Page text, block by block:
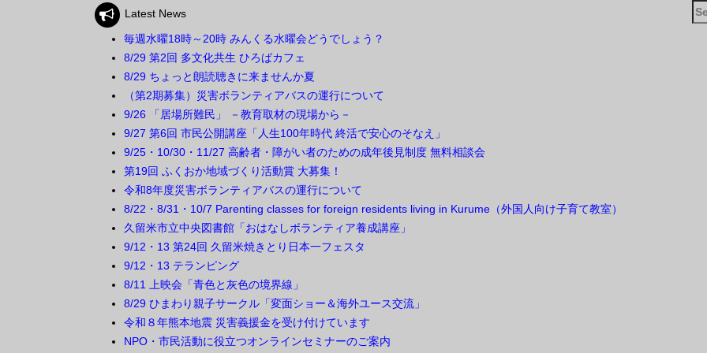
Latest News
毎週水曜18時～20時 みんくる水曜会どうでしょう？
8/29 第2回 多文化共生 ひろばカフェ
8/29 ちょっと朗読聴きに来ませんか夏
（第2期募集）災害ボランティアバスの運行について
9/26 「居場所難民」 －教育取材の現場から－
9/27 第6回 市民公開講座「人生100年時代 終活で安心のそなえ」
9/25・10/30・11/27 高齢者・障がい者のための成年後見制度 無料相談会
第19回 ふくおか地域づくり活動賞 大募集！
令和8年度災害ボランティアバスの運行について
8/22・8/31・10/7 Parenting classes for foreign residents living in Kurume（外国人向け子育て教室）
久留米市立中央図書館「おはなしボランティア養成講座」
9/12・13 第24回 久留米焼きとり日本一フェスタ
9/12・13 テランピング
8/11 上映会「青色と灰色の境界線」
8/29 ひまわり親子サークル「変面ショー＆海外ユース交流」
令和８年熊本地震 災害義援金を受け付けています
NPO・市民活動に役立つオンラインセミナーのご案内